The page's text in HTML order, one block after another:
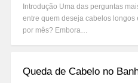
Introdução Uma das perguntas
entre quem deseja cabelos longos
por mês? Embora…
Queda de Cabelo no